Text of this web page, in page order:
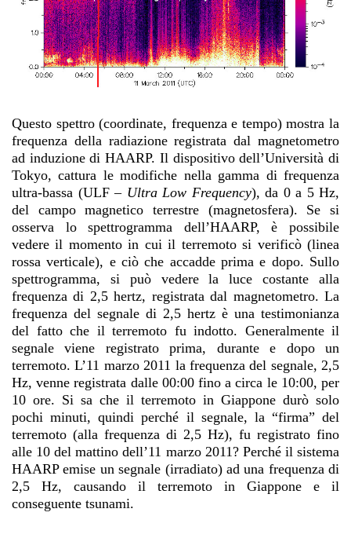
Questo spettro (coordinate, frequenza e tempo) mostra la
frequenza della radiazione registrata dal magnetometro
ad induzione di HAARP. Il dispositivo dell’Università di
Tokyo, cattura le modifiche nella gamma di frequenza
ultra-bassa (ULF – Ultra Low Frequency), da 0 a 5 Hz,
del campo magnetico terrestre (magnetosfera). Se si
osserva lo spettrogramma dell’HAARP, è possibile
vedere il momento in cui il terremoto si verificò (linea
rossa verticale), e ciò che accadde prima e dopo. Sullo
spettrogramma, si può vedere la luce costante alla
frequenza di 2,5 hertz, registrata dal magnetometro. La
frequenza del segnale di 2,5 hertz è una testimonianza
del fatto che il terremoto fu indotto. Generalmente il
segnale viene registrato prima, durante e dopo un
terremoto. L’11 marzo 2011 la frequenza del segnale, 2,5
Hz, venne registrata dalle 00:00 fino a circa le 10:00, per
10 ore. Si sa che il terremoto in Giappone durò solo
pochi minuti, quindi perché il segnale, la “firma” del
terremoto (alla frequenza di 2,5 Hz), fu registrato fino
alle 10 del mattino dell’11 marzo 2011? Perché il sistema
HAARP emise un segnale (irradiato) ad una frequenza di
2,5 Hz, causando il terremoto in Giappone e il
conseguente tsunami.